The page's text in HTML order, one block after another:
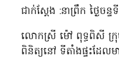
ជាក់ស្តែង :នាព្រឹក ថ្ងៃច
លោកស្រី ម៉ៅ ពុទ្ធពិសី ក្រុ
ពិនិត្យនៅ ទីតាំងផ្ទះដែ